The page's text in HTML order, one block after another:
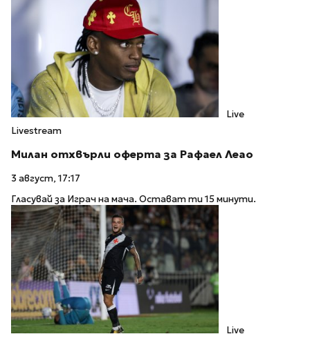
Live
Livestream
Милан отхвърли оферта за Рафаел Леао
3 август, 17:17
Гласувай за Играч на мача. Остават ти 15 минути.
Live